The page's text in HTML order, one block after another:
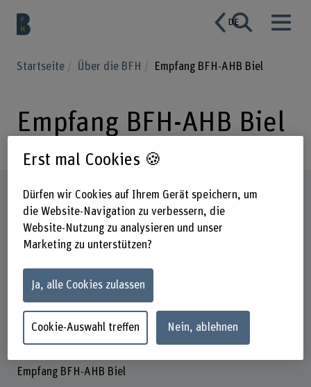
DE
Startseite Über die BFH Empfang BFH-AHB Biel
Empfang BFH-AHB Biel
Steckbrief
Empfang BFH-AHB Biel
Erst mal Cookies 🍪
Dürfen wir Cookies auf Ihrem Gerät speichern, um
die Website-Navigation zu verbessern, die
Website-Nutzung zu analysieren und unser
Marketing zu unterstützen?
Ja, alle Cookies zulassen
Cookie-Auswahl treffen Nein, ablehnen